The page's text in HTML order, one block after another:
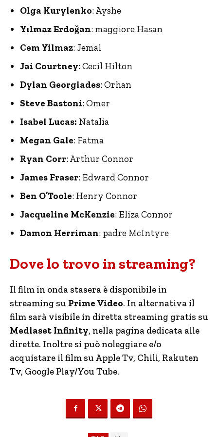
Olga Kurylenko: Ayshe
Yılmaz Erdoğan: maggiore Hasan
Cem Yilmaz: Jemal
Jai Courtney: Cecil Hilton
Dylan Georgiades: Orhan
Steve Bastoni: Omer
Isabel Lucas: Natalia
Megan Gale: Fatma
Ryan Corr: Arthur Connor
James Fraser: Edward Connor
Ben O’Toole: Henry Connor
Jacqueline McKenzie: Eliza Connor
Damon Herriman: padre McIntyre
Dove lo trovo in streaming?
Il film in onda stasera è disponibile in
streaming su Prime Video. In alternativa il
film sarà visibile in diretta streaming gratis su
Mediaset Infinity, nella pagina dedicata alle
dirette. Inoltre si può noleggiare e/o
acquistare il film su Apple Tv, Chili, Rakuten
Tv, Google Play/You Tube.